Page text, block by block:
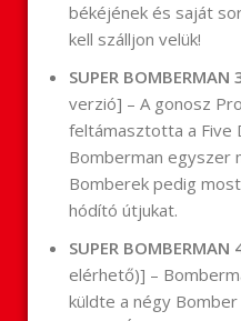
békéjének és saját
kell szálljon velük!
SUPER BOMBERMAN
verzió] – A gonosz
feltámasztotta a Five
Bomberman egyszer
Bomberek pedig
hódító útjukat.
SUPER BOMBERMAN
elérhető)] –
küldte a négy